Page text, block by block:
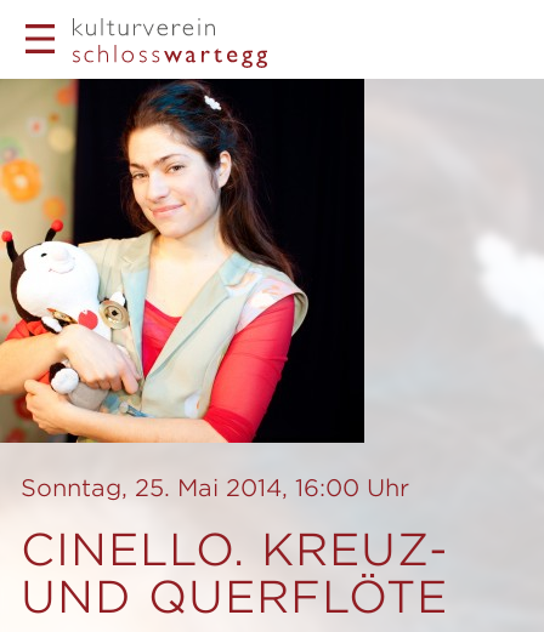
Sonntag, 25. Mai 2014, 16:00 Uhr
CINELLO. KREUZ-
UND QUERFLÖTE